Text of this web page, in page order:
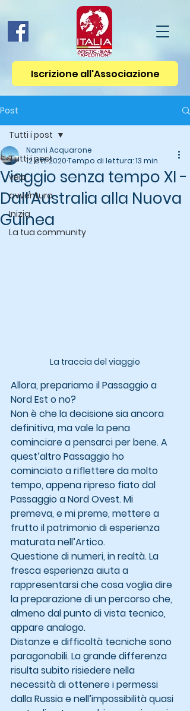
Iscrizione all'Associazione
Post
Tutti i post
vela
avventura
Inizia
La tua community
Tutti i post
Viaggio senza tempo XI -
Dall’Australia alla Nuova
Guinea
Nanni Acquarone
12 ott 2020Tempo di lettura: 13 min
La traccia del viaggio
Allora, prepariamo il Passaggio a
Nord Est o no?
Non è che la decisione sia ancora
definitiva, ma vale la pena
cominciare a pensarci per bene. A
quest’altro Passaggio ho
cominciato a riflettere da molto
tempo, appena ripreso fiato dal
Passaggio a Nord Ovest. Mi
premeva, e mi preme, mettere a
frutto il patrimonio di esperienza
maturata nell’Artico.
Questione di numeri, in realtà. La
fresca esperienza aiuta a
rappresentarsi che cosa voglia dire
la preparazione di un percorso che,
almeno dal punto di vista tecnico,
appare analogo.
Distanze e difficoltà tecniche sono
paragonabili. La grande differenza
risulta subito risiedere nella
necessità di ottenere i permessi
dalla Russia e nell’impossibilità quasi